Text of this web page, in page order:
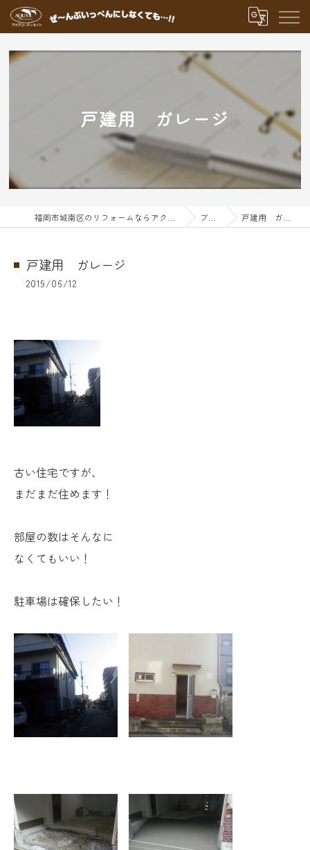
戸建用 ガレージ
ブログ 戸建用 ガレージ
戸建用 ガレージ
2019/06/12
古い住宅ですが、
まだまだ住めます！
部屋の数はそんなに
なくてもいい！
駐車場は確保したい！